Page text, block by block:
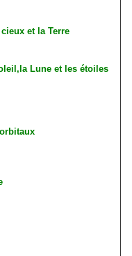
et la Terre
Lune et les étoiles